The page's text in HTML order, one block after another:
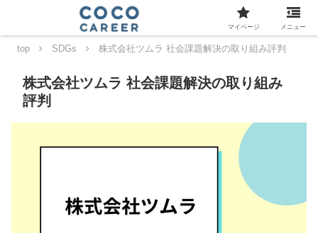
top SDGs 株式会社ツムラ 社会課題解決の取り組み評判
株式会社ツムラ 社会課題解決の取り組み
評判
マイページ メニュー